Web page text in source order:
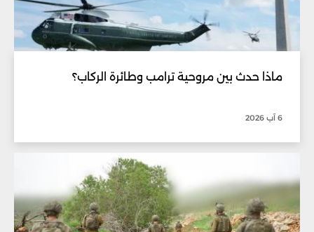
ماذا حدث بين مروحية ترامب وطائرة الركاب؟
6 آب 2026